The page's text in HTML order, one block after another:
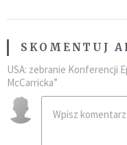
SKOMENTUJ
USA: zebranie Konferencji
McCarricka”